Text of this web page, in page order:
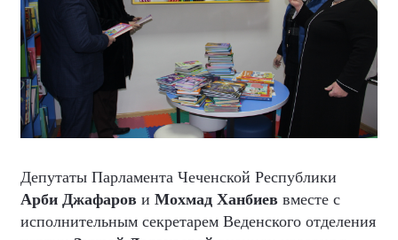
Депутаты Парламента Чеченской Республики
Арби Джафаров и Мохмад Ханбиев вместе с
исполнительным секретарем Веденского отделения